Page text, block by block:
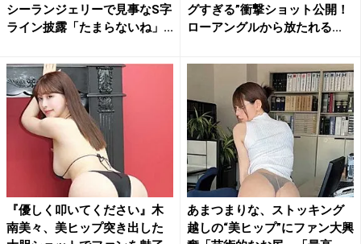
シーランジェリーで見事なS字
ライン披露「たまらないね」...
グすぎる”衝撃ショット公開！
ローアングルから放たれる...
『優しく叩いてください』木
南美々、美ヒップ突き出した
あまつまりな、ストッキング
越しの“美ヒップ”にファン大興